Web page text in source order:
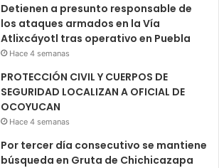
Detienen a presunto responsable de
los ataques armados en la Vía
Atlixcáyotl tras operativo en Puebla
Hace 4 semanas
PROTECCIÓN CIVIL Y CUERPOS DE
SEGURIDAD LOCALIZAN A OFICIAL DE
OCOYUCAN
Hace 4 semanas
Por tercer día consecutivo se mantiene
búsqueda en Gruta de Chichicazapa